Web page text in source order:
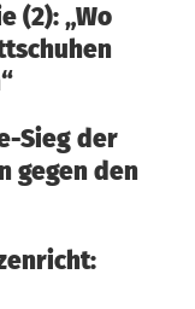
(2): „Wo
Sieg der
gegen den